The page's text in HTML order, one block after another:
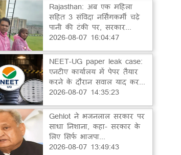
Rajasthan: अब एक महिला
सहित 3 संविदा नर्सिंगकर्मी चढ़े
पानी की टंकी पर, सरकार...
2026-08-07 16:04:47
NEET-UG paper leak case:
एनटीए कार्यालय में पेपर तैयार
करने के दौरान सवाल याद कर...
2026-08-07 14:35:23
Gehlot ने भजनलाल सरकार पर
साधा निशाना, कहा- सरकार के
लिए सिर्फ भाजपा...
2026-08-07 13:49:43